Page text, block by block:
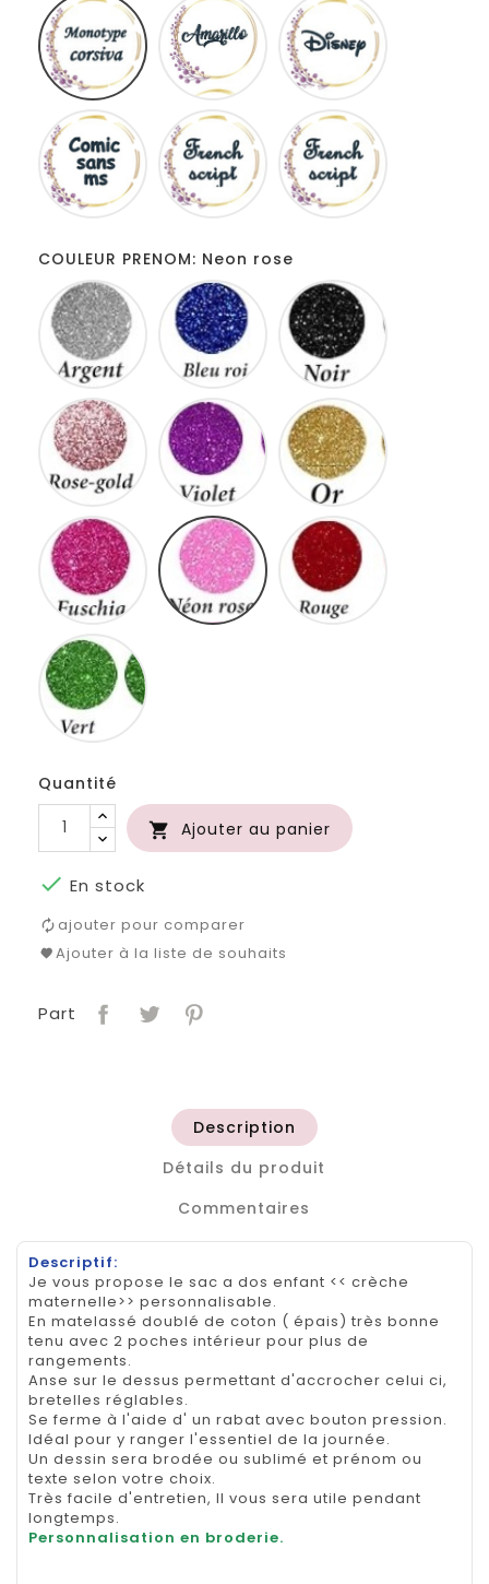
corsiva
Comic
sans
ms
French
script
COULEUR PRENOM: Neon rose
Rose
gold
Violet
Fuschia
Neon
rose
Quantité
 Ajouter au panier
 En stock
ajouter pour comparer
Ajouter à la liste de souhaits
Part
Description
Détails du produit
Commentaires
Descriptif:
Je vous propose le sac a dos enfant << crèche
maternelle>> personnalisable.
En matelassé doublé de coton ( épais) très bonne
tenu avec 2 poches intérieur pour plus de
rangements.
Anse sur le dessus permettant d'accrocher celui ci,
bretelles réglables.
Se ferme à l'aide d' un rabat avec bouton pression.
Idéal pour y ranger l'essentiel de la journée.
Un dessin sera brodée ou sublimé et prénom ou
texte selon votre choix.
Très facile d'entretien, Il vous sera utile pendant
longtemps.
Personnalisation en broderie.